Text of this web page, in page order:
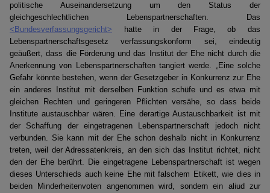
politische Auseinandersetzung um den Status der
gleichgeschlechtlichen Lebenspartnerschaften. Das
<Bundesverfassungsgericht> hatte in der Frage, ob das
Lebenspartnerschaftsgesetz verfassungskonform sei, eindeutig
geäußert, dass die Förderung und das Institut der Ehe nicht durch die
Anerkennung von Lebenspartnerschaften tangiert werde. „Eine solche
Gefahr könnte bestehen, wenn der Gesetzgeber in Konkurrenz zur Ehe
ein anderes Institut mit derselben Funktion schüfe und es etwa mit
gleichen Rechten und geringeren Pflichten versähe, so dass beide
Institute austauschbar wären. Eine derartige Austauschbarkeit ist mit
der Schaffung der eingetragenen Lebenspartnerschaft jedoch nicht
verbunden. Sie kann mit der Ehe schon deshalb nicht in Konkurrenz
treten, weil der Adressatenkreis, an den sich das Institut richtet, nicht
den der Ehe berührt. Die eingetragene Lebenspartnerschaft ist wegen
dieses Unterschieds auch keine Ehe mit falschem Etikett, wie dies in
beiden Minderheitenvoten angenommen wird, sondern ein aliud zur